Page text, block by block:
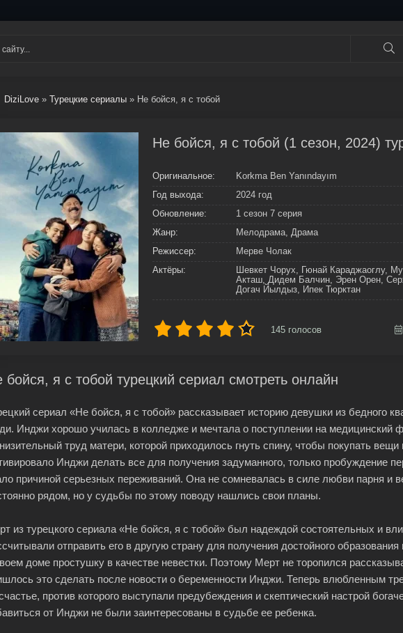
DiziLove » Турецкие сериалы » Не бойся, я с тобой
Не бойся, я с тобой (1 сезон, 2024)
Оригинальное:
Korkma Ben Yanındayım
Год выхода:
2024 год
Обновление:
1 сезон 7 серия
Жанр:
Мелодрама, Драма
Режиссер:
Мерве Чолак
Актёры:
Шевкет Чорух, Гюнай Караджаоглу,
Акташ, Дидем Балчин, Эрен Орен,
Догач Йылдыз, Ипек Тюрктан
145 голосов
бойся, я с тобой турецкий сериал смотреть онлайн
сериал «Не бойся, я с тобой» рассказывает историю девушки из бедного
Инджи хорошо училась в колледже и мечтала о поступлении на медицинский
труд матери, которой приходилось гнуть спину, чтобы покупать
Инджи делать все для получения задуманного, только пробуждение
причиной серьезных переживаний. Она не сомневалась в силе любви парня и
рядом, но у судьбы по этому поводу нашлись свои планы.
из турецкого сериала «Не бойся, я с тобой» был надеждой состоятельных и
отправить его в другую страну для получения достойного
доме простушку в качестве невестки. Поэтому Мерт не торопился
это сделать после новости о беременности Инджи. Теперь влюбленным
против которого выступали предубеждения и скептический настрой
от Инджи не были заинтересованы в судьбе ее ребенка.